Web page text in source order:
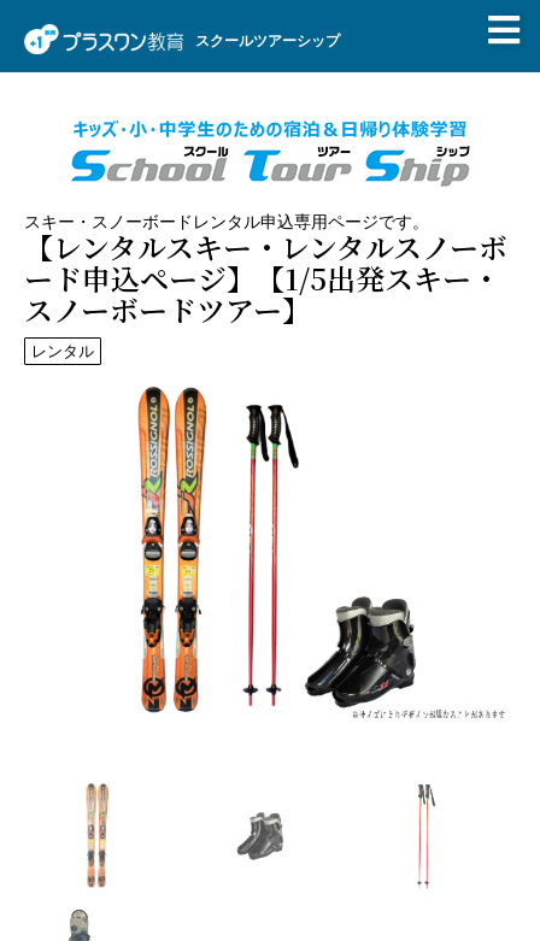
スクールツアーシップ
スキー・スノーボードレンタル申込専用ページです。
【レンタルスキー・レンタルスノーボ
ード申込ページ】【1/5出発スキー・
スノーボードツアー】
レンタル